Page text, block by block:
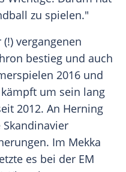
zu spielen."
vergangenen
bestieg und auch
2016 und
um sein lang
2012. An Herning
Im Mekka
es bei der EM